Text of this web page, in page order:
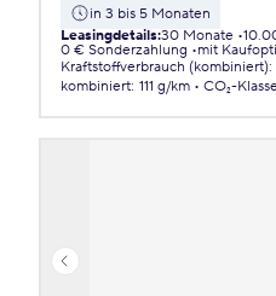
in 3 bis 5 Monaten
Leasingdetails:30 Monate
0 € Sonderzahlung
mit
Kraftstoffverbrauch (kombiniert):
kombiniert: 111 g/km CO₂-Klasse